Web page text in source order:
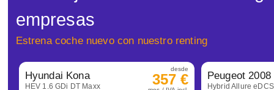
empresas
Estrena coche nuevo con nuestro renting
Hyundai Kona
HEV 1.6 GDi DT Maxx
desde
357 € Peugeot 2008
Hybrid Allure